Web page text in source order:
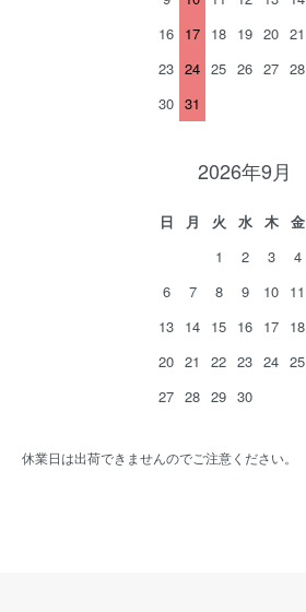
16 17 18 19 20 21
23 24 25 26 27 28
30 31
2026年9月
日 月 火 水 木 金
1
2 3 4
6
7 8 9 10 11
13 14 15 16 17 18
20 21 22 23 24 25
27 28 29 30
休業日は出荷できませんのでご注意ください。